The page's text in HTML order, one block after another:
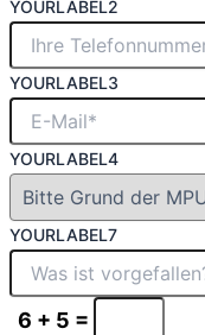
YOURLABEL2
YOURLABEL3
YOURLABEL4
YOURLABEL7
6 + 5 =